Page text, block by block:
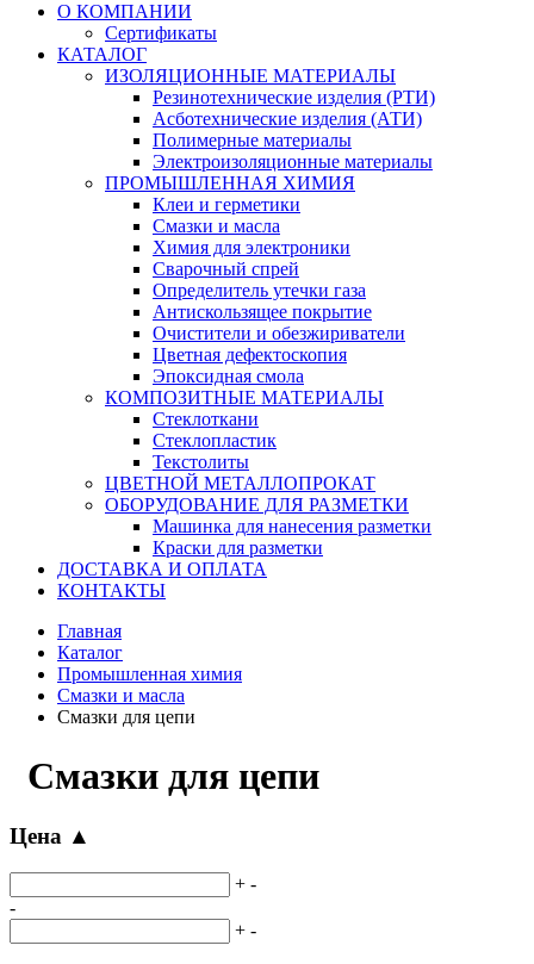
О КОМПАНИИ
Сертификаты
КАТАЛОГ
ИЗОЛЯЦИОННЫЕ МАТЕРИАЛЫ
Резинотехнические изделия (РТИ)
Асботехнические изделия (АТИ)
Полимерные материалы
Электроизоляционные материалы
ПРОМЫШЛЕННАЯ ХИМИЯ
Клеи и герметики
Смазки и масла
Химия для электроники
Сварочный спрей
Определитель утечки газа
Антискользящее покрытие
Очистители и обезжириватели
Цветная дефектоскопия
Эпоксидная смола
КОМПОЗИТНЫЕ МАТЕРИАЛЫ
Стеклоткани
Стеклопластик
Текстолиты
ЦВЕТНОЙ МЕТАЛЛОПРОКАТ
ОБОРУДОВАНИЕ ДЛЯ РАЗМЕТКИ
Машинка для нанесения разметки
Краски для разметки
ДОСТАВКА И ОПЛАТА
КОНТАКТЫ
Главная
Каталог
Промышленная химия
Смазки и масла
Смазки для цепи
Смазки для цепи
Цена ▲
+ -
-
+ -